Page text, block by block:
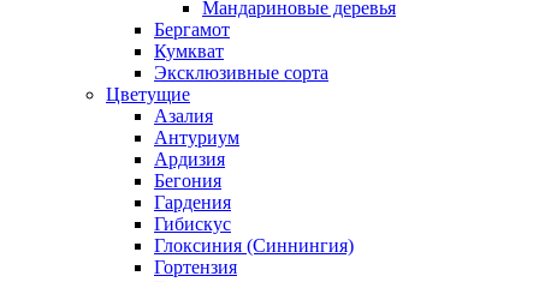
Мандариновые деревья
Бергамот
Кумкват
Эксклюзивные сорта
Цветущие
Азалия
Антуриум
Ардизия
Бегония
Гардения
Гибискус
Глоксиния (Синнингия)
Гортензия